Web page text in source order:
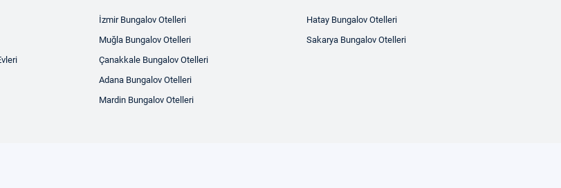
İzmir Bungalov Otelleri
Muğla Bungalov Otelleri
Çanakkale Bungalov Otelleri
Adana Bungalov Otelleri
Mardin Bungalov Otelleri
Hatay Bungalov Otelleri
Sakarya Bungalov Otelleri